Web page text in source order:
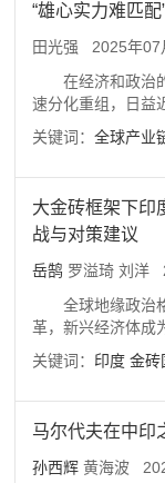
指数9月15日升至
出持续扩大，资本
印度经济前景的
食品等大宗商品价
势以及极端气候变
虑各方面因素，预
6.4%左右，2024
“雄心实力难匹
田光强 2025年07
在经济和政治
速分化重组，日益
性、韧性、活性，
安全。经济发展迅
主要动因。但是，
面存在严重的短板
移，还将使印度长
升级、技术提升、
关键词：全球产业
大金砖框架下印
战与对策建议
岳鹄 罗溢琦 刘洋
全球地缘政治
革，新兴经济体成
国家第二次扩员后
球南方协同发展的
论、金砖内部协同
金砖协同—拓展全
关键词： 印度 金砖
马尔代夫在中印
孙西辉 黄海波